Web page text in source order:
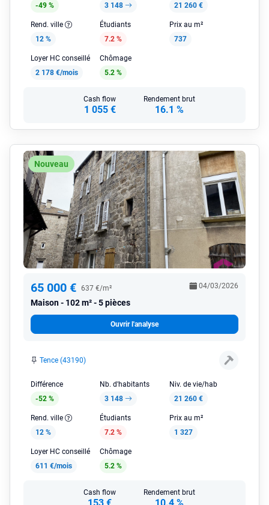
-49 %
3 148
21 260 €
Rend. ville
12 %
Étudiants
7.2 %
Prix au m²
737
Loyer HC conseillé
2 178 €/mois
Chômage
5.2 %
Cash flow
1 055 €
Rendement brut
16.1 %
Nouveau
65 000 € 637 €/m²
Maison 102 m² - 5 pièces
04/03/2026
Ouvrir l'analyse
Tence (43190)
Différence
-52 %
Nb. d'habitants
3 148
Niv. de vie/hab
21 260 €
Rend. ville
12 %
Étudiants
7.2 %
Prix au m²
1 327
Loyer HC conseillé
611 €/mois
Chômage
5.2 %
Cash flow Rendement brut